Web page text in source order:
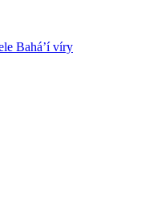
Bahá’í víry